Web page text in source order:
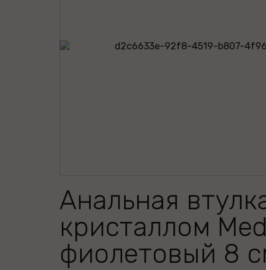
Анальная
кристаллом
фиолетовый 8